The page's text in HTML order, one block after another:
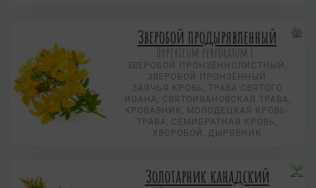
Зверобой продырявленный
Hypericum perforatum L.
ЗВЕРОБОЙ ПРОНЗЁННОЛИСТНЫЙ,
ЗВЕРОБОЙ ПРОНЗЁННЫЙ
ЗАЯЧЬЯ КРОВЬ, ТРАВА СВЯТОГО
ИОАНА, СВЯТОИВАНОВСКАЯ ТРАВА,
КРОВАВНИК, МОЛОДЕЦКАЯ КРОВЬ-
ТРАВА, СЕМИБРАТНАЯ КРОВЬ,
ХВОРОБОЙ, ДЫРЯВНИК
Золотарник канадский